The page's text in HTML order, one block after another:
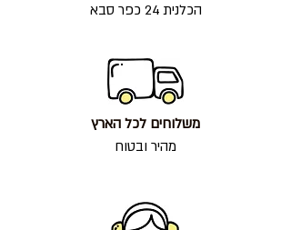
הכלנית 24 כפר סבא
משלוחים לכל הארץ
מהיר ובטוח